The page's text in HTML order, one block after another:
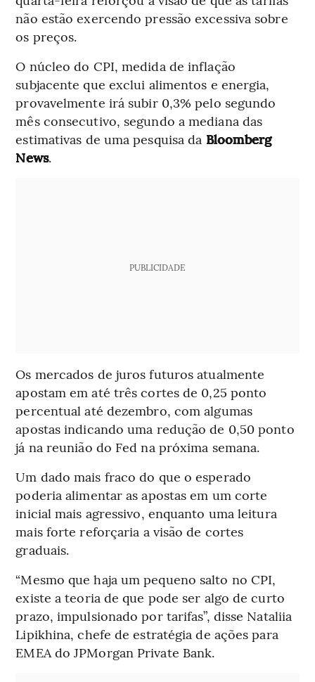
não estão exercendo pressão excessiva sobre
os preços.
O núcleo do CPI, medida de inflação
subjacente que exclui alimentos e energia,
provavelmente irá subir 0,3% pelo segundo
mês consecutivo, segundo a mediana das
estimativas de uma pesquisa da Bloomberg
News.
PUBLICIDADE
Os mercados de juros futuros atualmente
apostam em até três cortes de 0,25 ponto
percentual até dezembro, com algumas
apostas indicando uma redução de 0,50 ponto
já na reunião do Fed na próxima semana.
Um dado mais fraco do que o esperado
poderia alimentar as apostas em um corte
inicial mais agressivo, enquanto uma leitura
mais forte reforçaria a visão de cortes
graduais.
“Mesmo que haja um pequeno salto no CPI,
existe a teoria de que pode ser algo de curto
prazo, impulsionado por tarifas”, disse Nataliia
Lipikhina, chefe de estratégia de ações para
EMEA do JPMorgan Private Bank.